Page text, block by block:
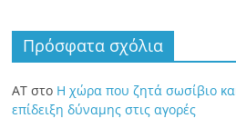
Πρόσφατα σχόλια
ΑΤ στο Η χώρα που ζητά σωσίβιο
επίδειξη δύναμης στις αγορές